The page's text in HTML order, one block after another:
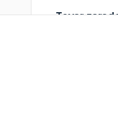
Tovar